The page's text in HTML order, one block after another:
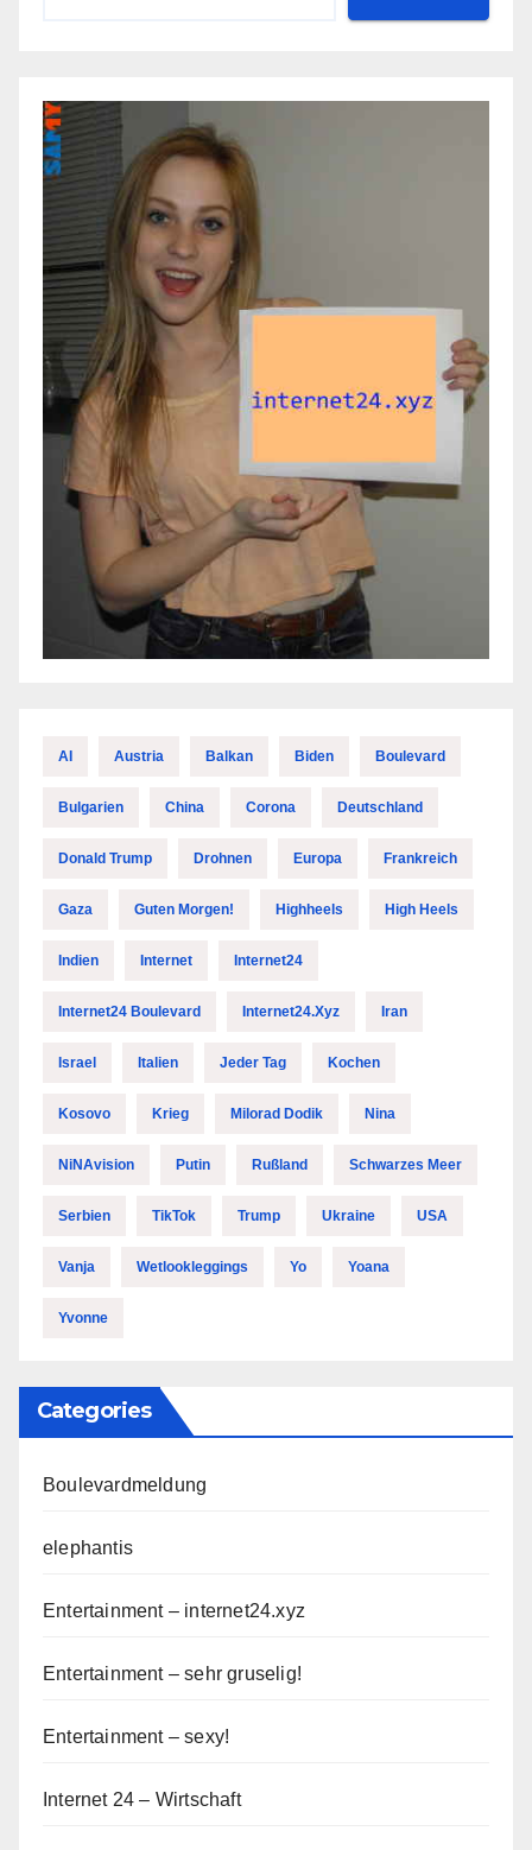
AI Austria Balkan Biden Boulevard
Bulgarien China Corona Deutschland
Donald Trump Drohnen Europa Frankreich
Gaza Guten Morgen! Highheels High Heels
Indien Internet Internet24
Internet24 Boulevard Internet24.xyz Iran
Israel Italien Jeder Tag Kochen
Kosovo Krieg Milorad Dodik Nina
NiNAvision Putin Rußland Schwarzes Meer
Serbien TikTok Trump Ukraine USA
Vanja Wetlookleggings Yo Yoana
Yvonne
Categories
Boulevardmeldung
elephantis
Entertainment – internet24.xyz
Entertainment – sehr gruselig!
Entertainment – sexy!
Internet 24 – Wirtschaft